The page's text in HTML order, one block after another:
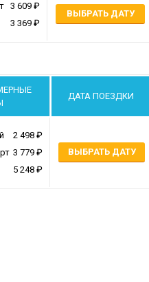
3 609
3 369
ВЫБРАТЬ ДАТУ
ДАТА ПОЕЗДКИ
2 498
3 779
5 248
ВЫБРАТЬ ДАТУ